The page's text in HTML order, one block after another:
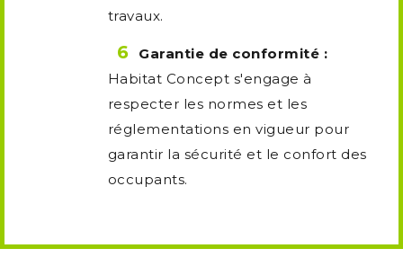
travaux.
Garantie de conformité :
Habitat Concept s'engage à
respecter les normes et les
réglementations en vigueur pour
garantir la sécurité et le confort des
occupants.